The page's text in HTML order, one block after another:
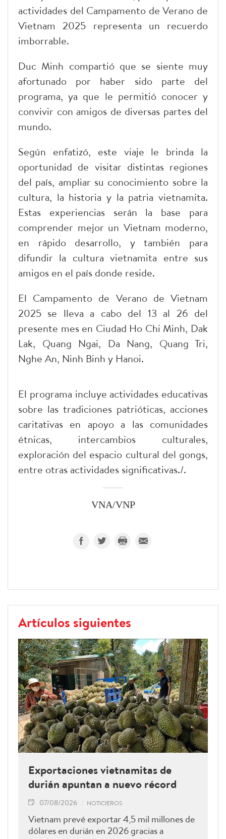
actividades del Campamento de Verano de
Vietnam 2025 representa un recuerdo
imborrable.
Duc Minh compartió que se siente muy
afortunado por haber sido parte del
programa, ya que le permitió conocer y
convivir con amigos de diversas partes del
mundo.
Según enfatizó, este viaje le brinda la
oportunidad de visitar distintas regiones
del país, ampliar su conocimiento sobre la
cultura, la historia y la patria vietnamita.
Estas experiencias serán la base para
comprender mejor un Vietnam moderno,
en rápido desarrollo, y también para
difundir la cultura vietnamita entre sus
amigos en el país donde reside.
El Campamento de Verano de Vietnam
2025 se lleva a cabo del 13 al 26 del
presente mes en Ciudad Ho Chi Minh, Dak
Lak, Quang Ngai, Da Nang, Quang Tri,
Nghe An, Ninh Binh y Hanoi.
El programa incluye actividades educativas
sobre las tradiciones patrióticas, acciones
caritativas en apoyo a las comunidades
étnicas, intercambios culturales,
exploración del espacio cultural del gongs,
entre otras actividades significativas./.
VNA/VNP
Artículos siguientes
Exportaciones vietnamitas de
durián apuntan a nuevo récord
07/08/2026 NOTICIEROS
Vietnam prevé exportar 4,5 mil millones de
dólares en durián en 2026 gracias a